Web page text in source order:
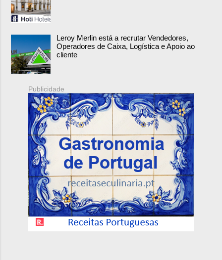
Leroy Merlin está a recrutar Vendedores,
Operadores de Caixa, Logística e Apoio ao
cliente
Publicidade